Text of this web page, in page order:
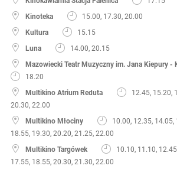
Kinoteka
15.00, 17.30, 20.00
Kultura
15.15
Luna
14.00, 20.15
Mazowiecki Teatr Muzyczny im. Jana Kiepury -
18.20
Multikino Atrium Reduta
12.45, 15.20,
20.30, 22.00
Multikino Młociny
10.00, 12.35, 14.05,
18.55, 19.30, 20.20, 21.25, 22.00
Multikino Targówek
10.10, 11.10,
17.55, 18.55, 20.30, 21.30, 22.00